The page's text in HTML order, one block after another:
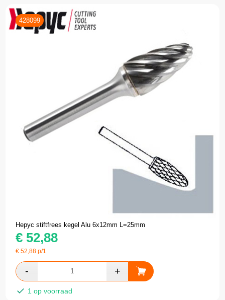
428099
Hepyc stiftfrees kegel Alu 6x12mm L=25mm
€ 52,88
€52,88 p/1
1 op voorraad